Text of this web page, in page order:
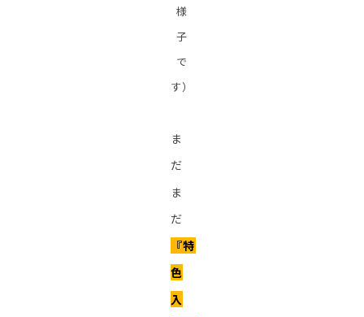
様
子
で
す）
ま
だ
ま
だ
『特
色
入